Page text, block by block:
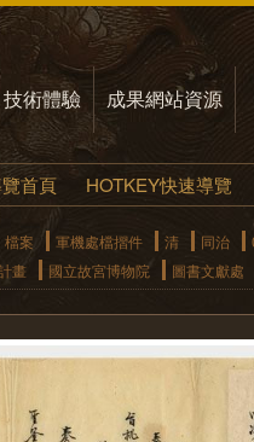
技術體驗 成果網站資源
首頁 HOTKEY快速導覽
檔案 軍機處檔摺件 清 同治
畫 國立故宮博物院 圖書文獻處